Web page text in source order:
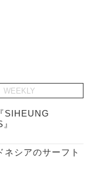
WEEKLY
SIHEUNG
ネシアのサーフト